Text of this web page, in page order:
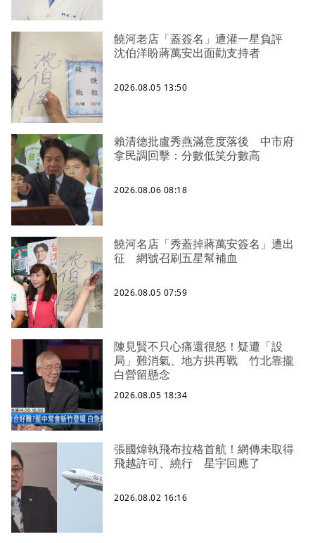
饒河老店「蓋簽名」遭灌一星負評
沈伯洋盼蔣萬安出面勸支持者
2026.08.05 13:50
賴清德批盧秀燕滿意度落後 中市府
拿民調回擊：分數低笑分數高
2026.08.06 08:18
饒河名店「秀蓋掉蔣萬安簽名」遭出
征 網號召刷五星幫補血
2026.08.05 07:59
陳見賢不只心痛還很怒！疑遭「設
局」難消氣、地方拱再戰 竹北靠攏
白營留懸念
2026.08.05 18:34
張國煒執飛布拉格首航！網傳未取得
飛越許可、繞行 星宇回應了
2026.08.02 16:16